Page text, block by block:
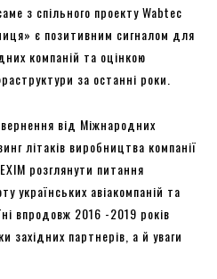
з спільного проекту Wabtec
є позитивним сигналом для
компаній та оцінкою
за останні роки.
від Міжнародних
літаків виробництва компанії
розглянути питання
українських авіакомпаній та
впродовж 2016 -2019 років
західних партнерів, а й уваги